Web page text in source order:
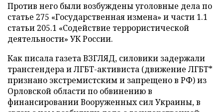
Против него были возбуждены уголовные дела по
статье 275 «Государственная измена» и части 1.1
статьи 205.1 «Содействие террористической
деятельности» УК России.
Как писала газета ВЗГЛЯД, силовики задержали
трансгендера и ЛГБТ-активиста (движение ЛГБТ*
признано экстремистским и запрещено в РФ) из
Орловской области по обвинению в
финансировании Вооруженных сил Украины, в